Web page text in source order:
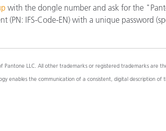
Food
Produtos
with the dongle number and ask for the
(PN: IFS-Code-EN) with a unique password
LLC. All other trademarks or registered trademarks are
enables the communication of a consistent, digital description